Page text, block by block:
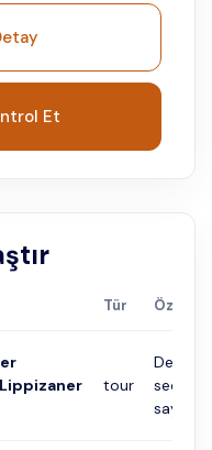
Et
Tür Özet
tour
seçenek